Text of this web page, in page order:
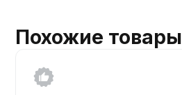
Похожие товары